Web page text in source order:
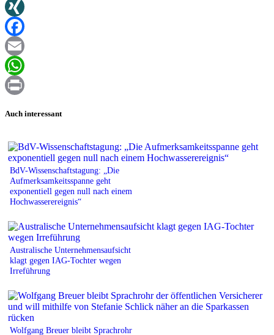
Twitter
XING
Facebook
Email
WhatsApp
Auch interessant
BdV-Wissenschaftstagung: „Die
Aufmerksamkeitsspanne geht
exponentiell gegen null nach einem
Hochwasserereignis“
Australische Unternehmensaufsicht
klagt gegen IAG-Tochter wegen
Irreführung
Wolfgang Breuer bleibt Sprachrohr